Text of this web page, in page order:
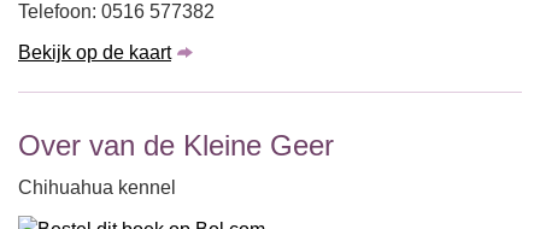
Telefoon: 0516 577382
Bekijk op de kaart
Over van de Kleine Geer
Chihuahua kennel